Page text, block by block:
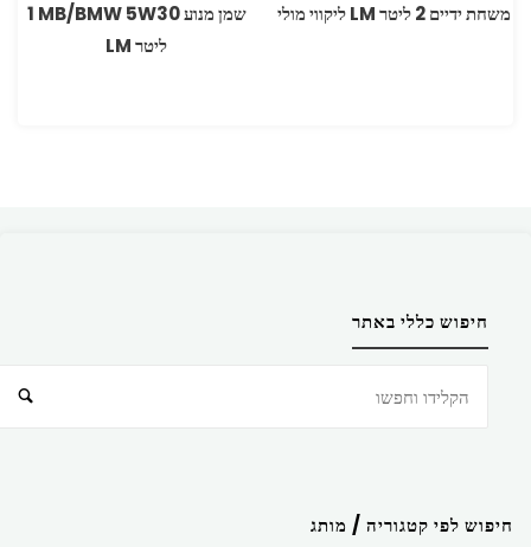
משחת ידיים 2 ליטר LM ליקווי מולי
שמן מנוע ‏‏5W30 ‏MB/BMW‏ 1
ליטר LM
חיפוש כללי באתר
חיפוש לפי קטגוריה / מותג